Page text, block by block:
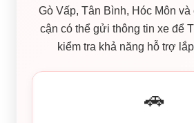
Gò Vấp, Tân Bình, Hóc Môn
cận có thể gửi thông tin xe để
kiểm tra khả năng hỗ trợ
🚗